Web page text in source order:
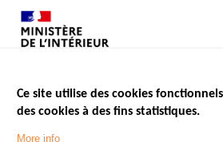
Menu
LES SITES PUBLICS
Ce site utilise des cookies
des cookies à des fins statistiques.
More info